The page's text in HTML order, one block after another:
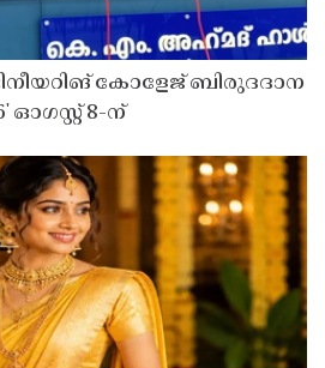
കോളേജ് ബിരുദദാന
ഓഗസ്റ്റ് 8-ന്